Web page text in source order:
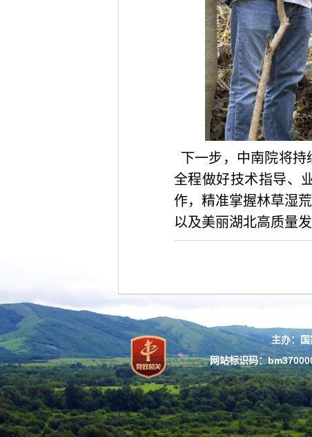
下一步，中南院将持
全程做好技术指导、
作，精准掌握林草湿
以及美丽湖北高质量
主办：
网站标识码：